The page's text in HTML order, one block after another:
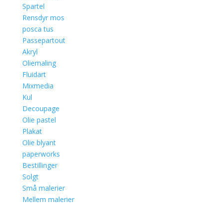
Spartel
Rensdyr mos
posca tus
Passepartout
Akryl
Oliemaling
Fluidart
Mixmedia
Kul
Decoupage
Olie pastel
Plakat
Olie blyant
paperworks
Bestillinger
Solgt
Små malerier
Mellem malerier